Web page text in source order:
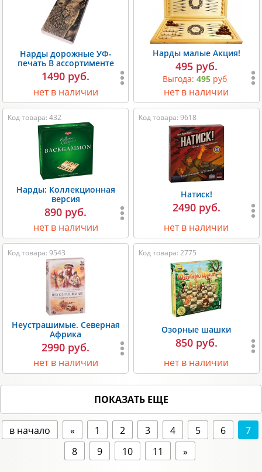
Нарды дорожные УФ-
печать В ассортименте
1490 руб.
нет в наличии
Нарды малые Акция!
495 руб.
Выгода: 495руб
нет в наличии
Код товара: 432
Нарды: Коллекционная
версия
890 руб.
нет в наличии
Код товара: 9618
Натиск!
2490 руб.
нет в наличии
Код товара: 9543
Неустрашимые. Северная
Африка
2990 руб.
нет в наличии
Код товара: 2775
Озорные шашки
850 руб.
нет в наличии
ПОКАЗАТЬ ЕЩЕ
в начало « 1 2 3 4 5 6
7
8
9 10 11 »